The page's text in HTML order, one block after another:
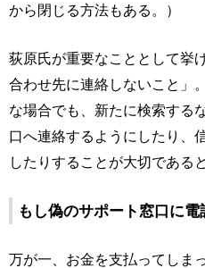
から閉じる方法もある。）
荻原氏が重要なこととして挙
合わせ先に連絡しないこと」
な場合でも、新たに検索する
口へ連絡するようにしたり、
したりすることが大切である
もし偽のサポート窓口に
万が一、お金を支払ってしま